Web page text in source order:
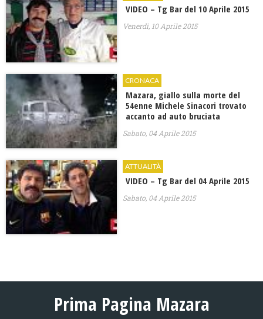
VIDEO – Tg Bar del 10 Aprile 2015
Venerdì, 10 Aprile 2015
CRONACA
Mazara, giallo sulla morte del
54enne Michele Sinacori trovato
accanto ad auto bruciata
Sabato, 04 Aprile 2015
ATTUALITÀ
VIDEO – Tg Bar del 04 Aprile 2015
Sabato, 04 Aprile 2015
Prima Pagina Mazara